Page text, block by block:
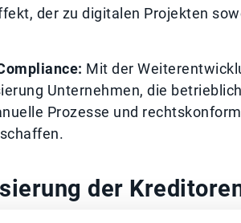
der zu digitalen Projekten
Mit der
Unternehmen, die
Prozesse und
der